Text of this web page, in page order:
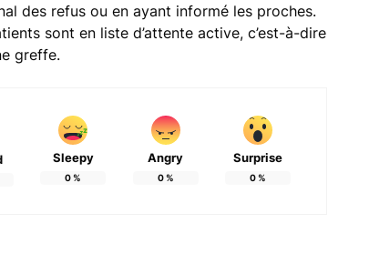
des refus ou en ayant informé les proches.
sont en liste d’attente active, c’est-à-dire
greffe.
Sleepy
0%
Angry
0%
Surprise
0%